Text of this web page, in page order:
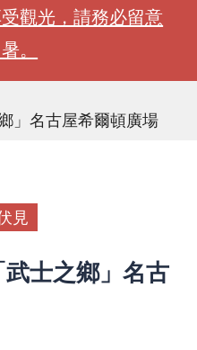
觀光，請務必留意
。
」名古屋希爾頓廣場
見
士之鄉」名古